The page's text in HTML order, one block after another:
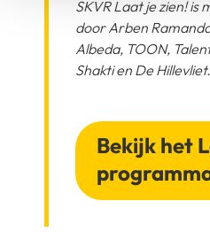
SKVR Laat je zien! is
door Arben
Albeda, TOON,
Shakti en De Hillevliet.
Bekijk het